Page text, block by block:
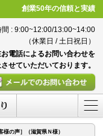
創業50年の信頼と実績
間 : 9:00~12:00/13:00~14:00
（休業日 / 土日祝日）
電話によるお問い合わせを
せていただいております。
様の声］（滋賀県Ｎ様）